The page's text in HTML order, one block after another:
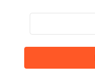
Endereço
email